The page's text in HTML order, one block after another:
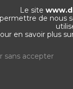
Le site
de nous
en savoir plus
sans accepter